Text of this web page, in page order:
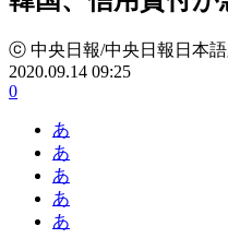
ⓒ 中央日報/中央日報日本語
2020.09.14 09:25
0
あ
あ
あ
あ
あ